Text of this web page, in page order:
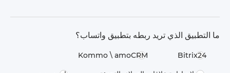
ما التطبيق الذي تريد ربطه بتطبيق واتساب؟
Bitrix24
Kommo \​ amoCRM